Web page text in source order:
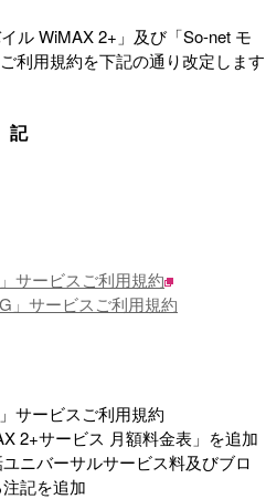
ル WiMAX 2+」及び「So-net モ
利用規約を下記の通り改定します
記
サービスご利用規約
」サービスご利用規約
サービスご利用規約
2+サービス 月額料金表」を追加
ニバーサルサービス料及びブロ
記を追加